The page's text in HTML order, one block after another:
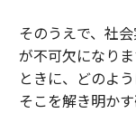
そのうえで、社
が不可欠になり
ときに、どのよ
そこを解き明か